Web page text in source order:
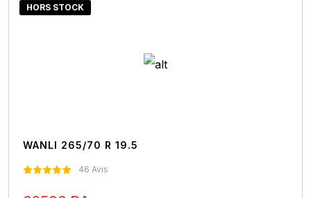
HORS STOCK
WANLI 265/70 R 19.5
46 Avis